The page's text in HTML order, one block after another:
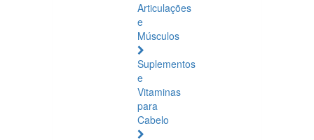
Articulações
e
Músculos
Suplementos
e
Vitaminas
para
Cabelo